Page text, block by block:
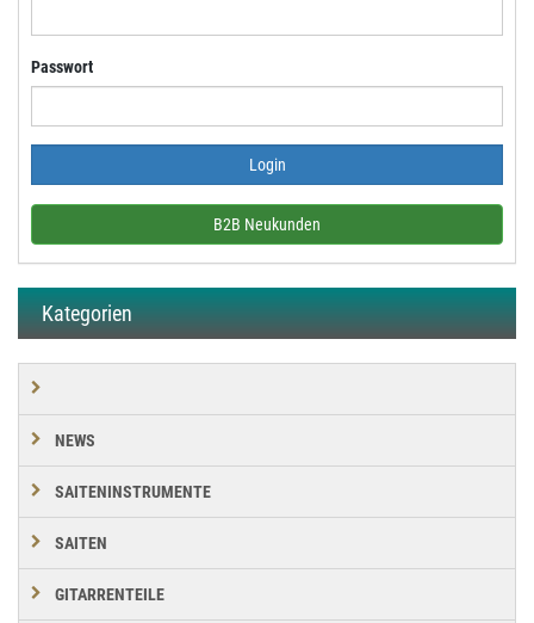
Passwort
B2B Neukunden
Kategorien
NEWS
SAITENINSTRUMENTE
SAITEN
GITARRENTEILE